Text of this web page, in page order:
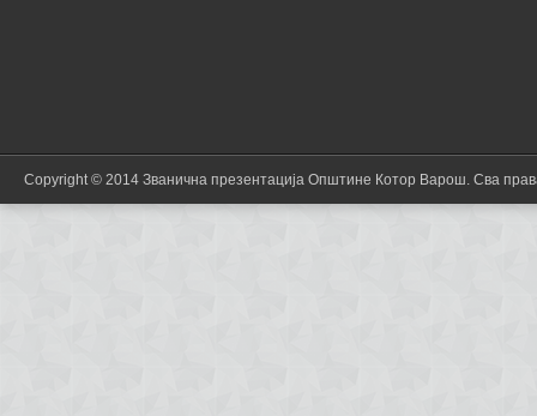
Copyright © 2014 Званична презентација Општине Котор Варош. Сва